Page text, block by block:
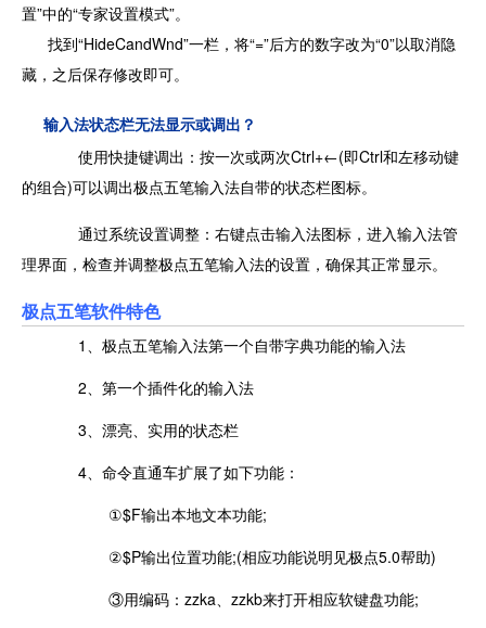
置”中的“专家设置模式”。
找到“HideCandWnd”一栏，将“=”后方的数字改为“0”以取消隐
藏，之后保存修改即可。
输入法状态栏无法显示或调出？
使用快捷键调出：按一次或两次Ctrl+←(即Ctrl和左移动键
的组合)可以调出极点五笔输入法自带的状态栏图标。
通过系统设置调整：右键点击输入法图标，进入输入法管
理界面，检查并调整极点五笔输入法的设置，确保其正常显示。
极点五笔软件特色
1、极点五笔输入法第一个自带字典功能的输入法
2、第一个插件化的输入法
3、漂亮、实用的状态栏
4、命令直通车扩展了如下功能：
①$F输出本地文本功能;
②$P输出位置功能;(相应功能说明见极点5.0帮助)
③用编码：zzka、zzkb来打开相应软键盘功能;